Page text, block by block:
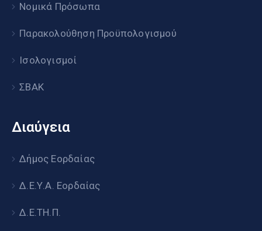
Νομικά Πρόσωπα
Παρακολούθηση Προϋπολογισμού
Ισολογισμοί
ΣΒΑΚ
Διαύγεια
Δήμος Εορδαίας
Δ.Ε.Υ.Α. Εορδαίας
Δ.Ε.ΤΗ.Π.